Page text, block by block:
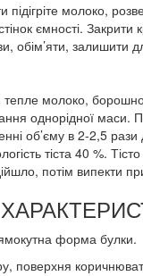
підігріте молоко,
стінок ємності.
обім’яти,
тепле молоко,
однорідної
об’єму в 2-2,5
тіста 40 %.
потім випекти
форма булки.
поверхня